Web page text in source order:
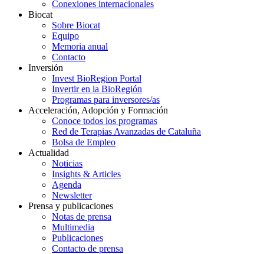
Conexiones internacionales
Biocat
Sobre Biocat
Equipo
Memoria anual
Contacto
Inversión
Invest BioRegion Portal
Invertir en la BioRegión
Programas para inversores/as
Acceleración, Adopción y Formación
Conoce todos los programas
Red de Terapias Avanzadas de Cataluña
Bolsa de Empleo
Actualidad
Noticias
Insights & Articles
Agenda
Newsletter
Prensa y publicaciones
Notas de prensa
Multimedia
Publicaciones
Contacto de prensa